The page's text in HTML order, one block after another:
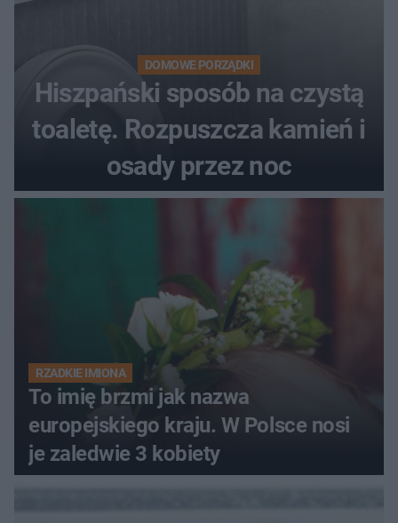
DOMOWE PORZĄDKI
Hiszpański sposób na czystą
toaletę. Rozpuszcza kamień i
osady przez noc
RZADKIE IMIONA
To imię brzmi jak nazwa
europejskiego kraju. W Polsce nosi
je zaledwie 3 kobiety